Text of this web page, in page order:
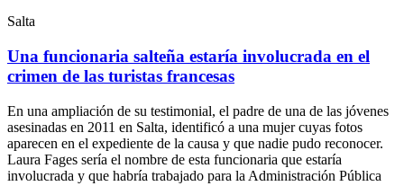
Salta
Una funcionaria salteña estaría involucrada en el
crimen de las turistas francesas
En una ampliación de su testimonial, el padre de una de las jóvenes
asesinadas en 2011 en Salta, identificó a una mujer cuyas fotos
aparecen en el expediente de la causa y que nadie pudo reconocer.
Laura Fages sería el nombre de esta funcionaria que estaría
involucrada y que habría trabajado para la Administración Pública